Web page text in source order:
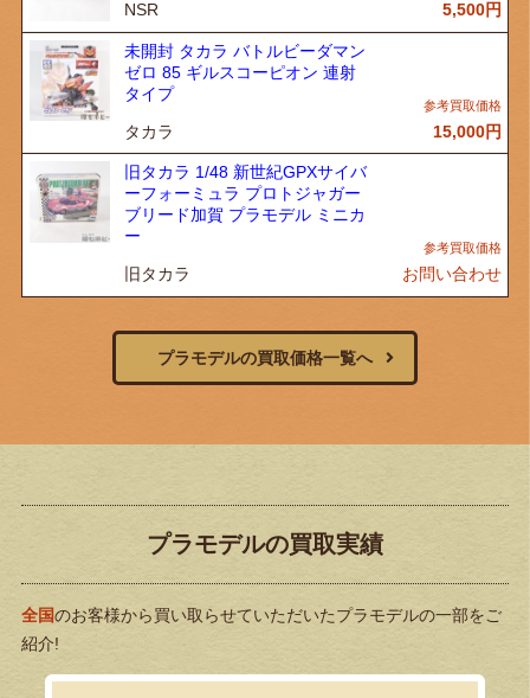
NSR 5,500円
未開封 タカラ バトルビーダマン
ゼロ 85 ギルスコーピオン 連射
タイプ
タカラ 15,000円
旧タカラ 1/48 新世紀GPXサイバ
ーフォーミュラ プロトジャガー
ブリード加賀 プラモデル ミニカ
ー
旧タカラ お問い合わせ
プラモデルの買取価格一覧へ
プラモデルの買取実績
全国のお客様から買い取らせていただいたプラモデルの一部をご
紹介!